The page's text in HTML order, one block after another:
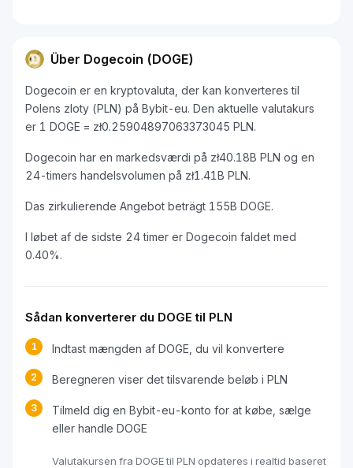
Über Dogecoin (DOGE)
Dogecoin er en kryptovaluta, der kan konverteres til
Polens zloty (PLN) på Bybit-eu. Den aktuelle valutakurs
er 1 DOGE = zł0.25904897063373045 PLN.
Dogecoin har en markedsværdi på zł40.18B PLN og en
24-timers handelsvolumen på zł1.41B PLN.
Das zirkulierende Angebot beträgt 155B DOGE.
I løbet af de sidste 24 timer er Dogecoin faldet med
0.40%.
Sådan konverterer du DOGE til PLN
1 Indtast mængden af DOGE, du vil konvertere
2 Beregneren viser det tilsvarende beløb i PLN
3
Tilmeld dig en Bybit-eu-konto for at købe, sælge
eller handle DOGE
Valutakursen fra DOGE til PLN opdateres i realtid baseret